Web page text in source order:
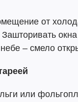
от
– смело
или